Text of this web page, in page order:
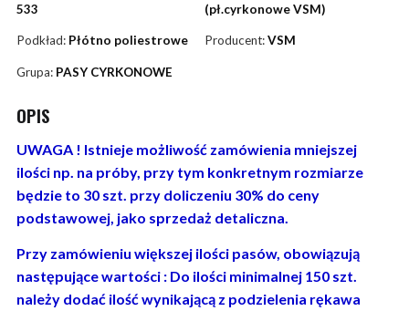
533
(pł.cyrkonowe VSM)
Podkład: Płótno poliestrowe Producent:VSM
Grupa: PASY CYRKONOWE
OPIS
UWAGA ! Istnieje możliwość zamówienia mniejszej
ilości np. na próby, przy tym konkretnym rozmiarze
będzie to 30 szt. przy doliczeniu 30% do ceny
podstawowej, jako sprzedaż detaliczna.
Przy zamówieniu większej ilości pasów, obowiązują
następujące wartości : Do ilości minimalnej 150 szt.
należy dodać ilość wynikającą z podzielenia rękawa